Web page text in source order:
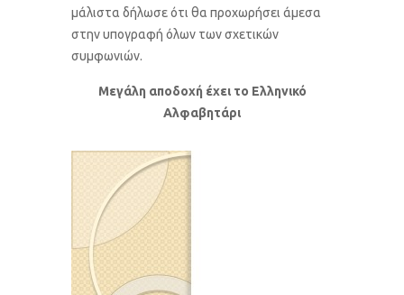
μάλιστα δήλωσε ότι θα προχωρήσει άμεσα
στην υπογραφή όλων των σχετικών
συμφωνιών.
Μεγάλη αποδοχή έχει το Ελληνικό
Αλφαβητάρι